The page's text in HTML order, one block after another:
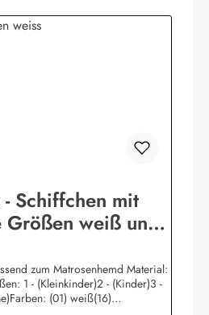
Schiffchen mit
Größen weiß und
zum Matrosenhemd Material:
1 - (Kleinkinder)2 - (Kinder)3 -
(01) weiß(16)